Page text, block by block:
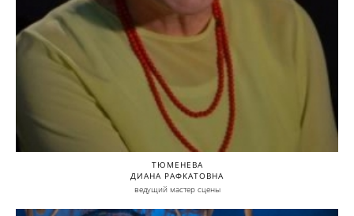
ТЮМЕНЕВА
ДИАНА РАФКАТОВНА
ведущий мастер сцены